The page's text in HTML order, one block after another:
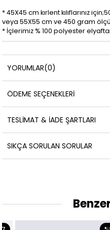
* 45X45 cm kırlent kılıflarınız
veya 55X55 cm ve 450 gram
* İçlerimiz % 100 polyester
YORUMLAR(0)
ÖDEME SEÇENEKLERI
TESLIMAT & İADE ŞARTLARI
SIKÇA SORULAN SORULAR